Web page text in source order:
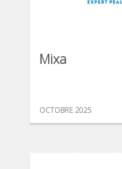
Mixa
OCTOBRE 2025